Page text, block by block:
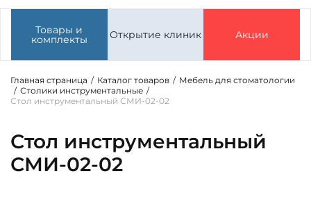
Товары и
комплекты Открытие клиник Акции
Главная страница / Каталог товаров / Мебель для стоматологии
/ Столики инструментальные /
Стол инструментальный СМИ-02-02
Стол инструментальный
СМИ-02-02